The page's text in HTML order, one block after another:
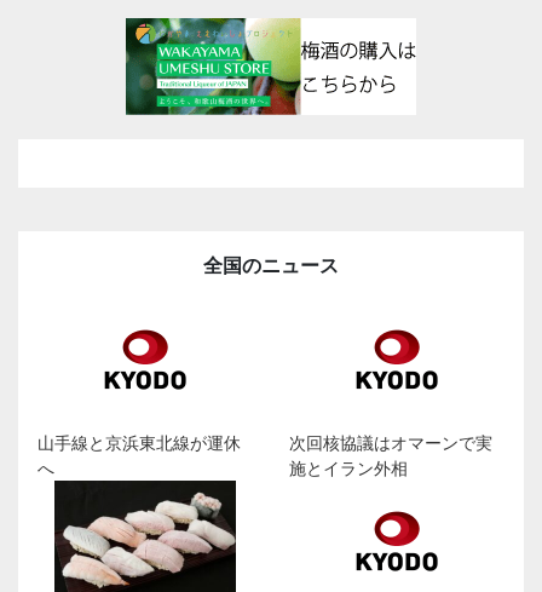
全国のニュース
山手線と京浜東北線が運休
へ
次回核協議はオマーンで実
施とイラン外相